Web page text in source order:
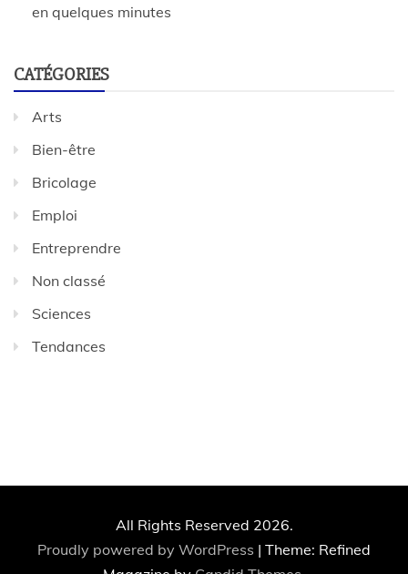
en quelques minutes
CATÉGORIES
Arts
Bien-être
Bricolage
Emploi
Entreprendre
Non classé
Sciences
Tendances
All Rights Reserved 2026.
Proudly powered by WordPress | Theme: Refined